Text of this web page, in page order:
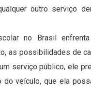
outro serviço
no Brasil
as possibilidades de
serviço público, ele
veículo, que ela